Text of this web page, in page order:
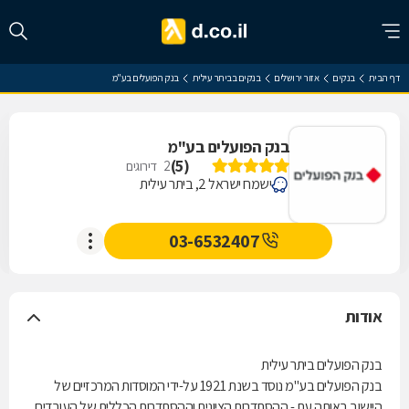
דף הבית בנקים אזור ירושלים בנקים בביתר עילית בנק הפועלים בע"מ
בנק הפועלים בע"מ
(
5
)
2 דירוגים
ישמח ישראל 2, ביתר עילית
03-6532407
אודות
בנק הפועלים ביתר עילית
בנק הפועלים בע"מ נוסד בשנת 1921 על-ידי המוסדות המרכזיים של